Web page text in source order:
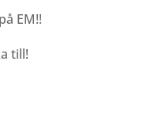
EM!!
till!